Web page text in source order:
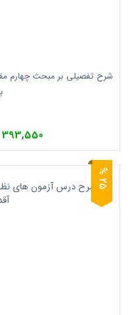
شرح تفصیلی بر مبحث چهارم
393,550 تومان
2
5
%